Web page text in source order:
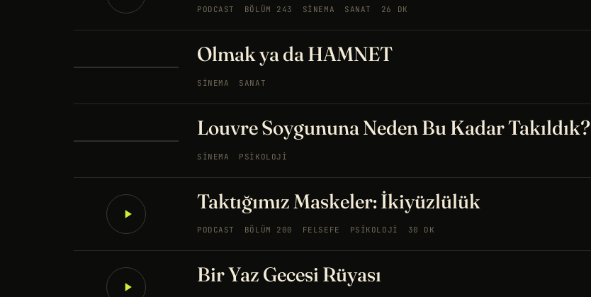
PODCAST BÖLÜM 243 SINEMA SANAT 26 DK
Olmak ya da HAMNET
SINEMA SANAT
Louvre Soygununa Neden Bu Kadar Takıldık?
SINEMA PSIKOLOJI
Taktığımız Maskeler: İkiyüzlülük
PODCAST BÖLÜM 200 FELSEFE PSIKOLOJI 30 DK
Bir Yaz Gecesi Rüyası